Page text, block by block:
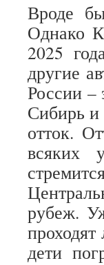
Вроде
Однако
2025
другие
России –
Сибирь и
отток.
всяких
рубеж.
дети